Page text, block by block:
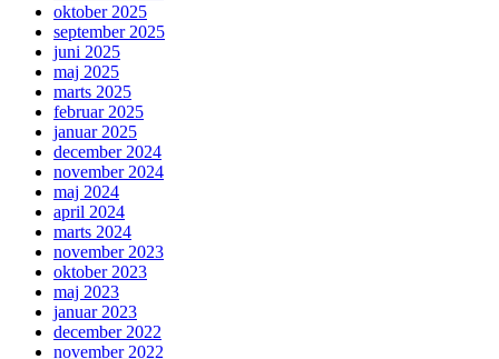
oktober 2025
september 2025
juni 2025
maj 2025
marts 2025
februar 2025
januar 2025
december 2024
november 2024
maj 2024
april 2024
marts 2024
november 2023
oktober 2023
maj 2023
januar 2023
december 2022
november 2022